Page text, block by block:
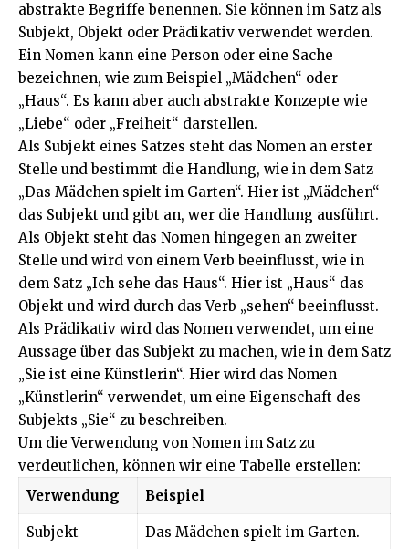
abstrakte Begriffe benennen. Sie können im Satz als
Subjekt, Objekt oder Prädikativ verwendet werden.
Ein Nomen kann eine Person oder eine Sache
bezeichnen, wie zum Beispiel „Mädchen“ oder
„Haus“. Es kann aber auch abstrakte Konzepte wie
„Liebe“ oder „Freiheit“ darstellen.
Als Subjekt eines Satzes steht das Nomen an erster
Stelle und bestimmt die Handlung, wie in dem Satz
„Das Mädchen spielt im Garten“. Hier ist „Mädchen“
das Subjekt und gibt an, wer die Handlung ausführt.
Als Objekt steht das Nomen hingegen an zweiter
Stelle und wird von einem Verb beeinflusst, wie in
dem Satz „Ich sehe das Haus“. Hier ist „Haus“ das
Objekt und wird durch das Verb „sehen“ beeinflusst.
Als Prädikativ wird das Nomen verwendet, um eine
Aussage über das Subjekt zu machen, wie in dem Satz
„Sie ist eine Künstlerin“. Hier wird das Nomen
„Künstlerin“ verwendet, um eine Eigenschaft des
Subjekts „Sie“ zu beschreiben.
Um die Verwendung von Nomen im Satz zu
verdeutlichen, können wir eine Tabelle erstellen:
Verwendung
Beispiel
Subjekt Das Mädchen spielt im Garten.